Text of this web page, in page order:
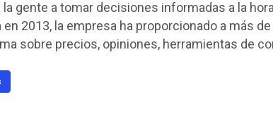
Privacidad y Seguridad
Aprendizaje en Línea
la gente a tomar decisiones informadas a la
en 2013, la empresa ha proporcionado a más
sobre precios, opiniones, herramientas de